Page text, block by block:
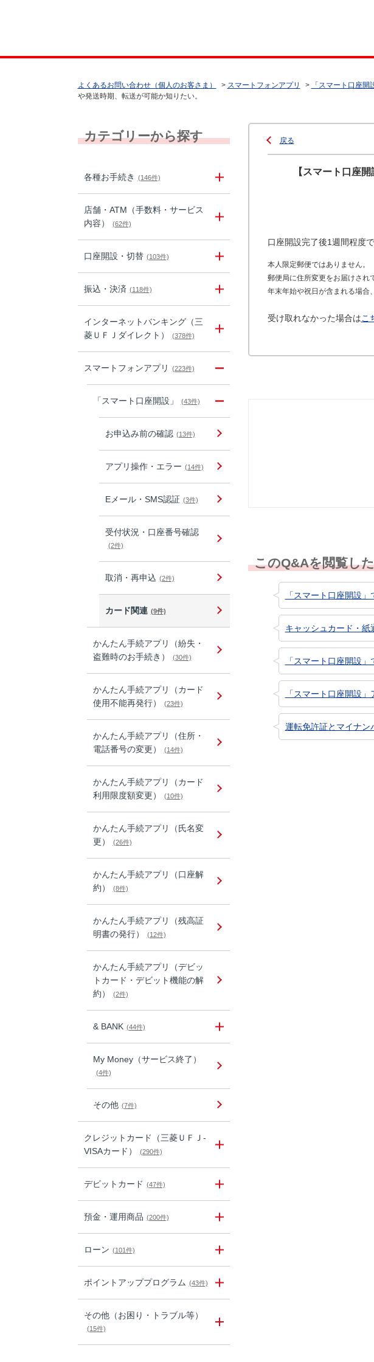
よくあるお問い合わせ（個人のお客さま） > スマートフォンアプリ > 「スマート口座開
や発送時期、転送が可能か知りたい。
カテゴリーから探す
各種お手続き (146件)
店舗・ATM（手数料・サービス
内容）
(62件)
口座開設・切替 (103件)
振込・決済 (118件)
インターネットバンキング（三
菱ＵＦＪダイレクト）
(378件)
スマートフォンアプリ (223件)
「スマート口座開設」 (43件)
お申込み前の確認 (13件)
アプリ操作・エラー (14件)
Eメール・SMS認証 (3件)
受付状況・口座番号確認
(2件)
取消・再申込 (2件)
カード関連 (9件)
かんたん手続アプリ（紛失・
盗難時のお手続き）
(30件)
かんたん手続アプリ（カード
使用不能再発行）
(23件)
かんたん手続アプリ（住所・
電話番号の変更）
(14件)
かんたん手続アプリ（カード
利用限度額変更）
(10件)
かんたん手続アプリ（氏名変
更）
(26件)
かんたん手続アプリ（口座解
約）
(8件)
かんたん手続アプリ（残高証
明書の発行）
(12件)
かんたん手続アプリ（デビッ
トカード・デビット機能の解
約）
(2件)
& BANK (44件)
My Money（サービス終了）
(4件)
その他 (7件)
クレジットカード（三菱ＵＦＪ-
VISAカード）
(290件)
デビットカード (47件)
預金・運用商品 (200件)
ローン (101件)
ポイントアッププログラム (43件)
その他（お困り・トラブル等）
(15件)
戻る
【スマート口座
口座開設完了後1週間程度
本人限定郵便ではありません。
郵便局に住所変更をお届けされ
年末年始や祝日が含まれる場合
受け取れなかった場合はこ
このQ&Aを閲覧し
「スマート口座開設
キャッシュカード・紙
「スマート口座開設
「スマート口座開設
運転免許証とマイナン